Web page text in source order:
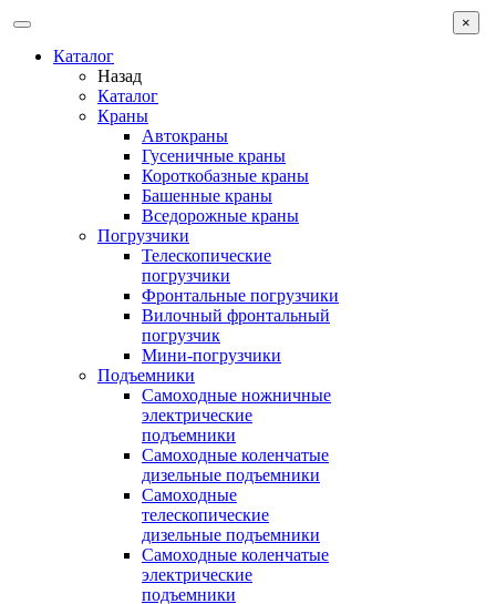
Каталог
Назад
Каталог
Краны
Автокраны
Гусеничные краны
Короткобазные краны
Башенные краны
Вcедорожные краны
Погрузчики
Телескопические
погрузчики
Фронтальные погрузчики
Вилочный фронтальный
погрузчик
Мини-погрузчики
Подъемники
Самоходные ножничные
электрические
подъемники
Самоходные коленчатые
дизельные подъемники
Самоходные
телескопические
дизельные подъемники
Самоходные коленчатые
электрические
подъемники
×